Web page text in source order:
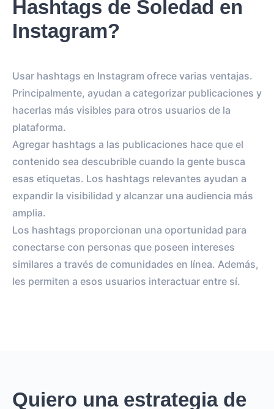
Hashtags de Soledad en
Instagram?
Usar hashtags en Instagram ofrece varias ventajas.
Principalmente, ayudan a categorizar publicaciones y
hacerlas más visibles para otros usuarios de la
plataforma.
Agregar hashtags a las publicaciones hace que el
contenido sea descubrible cuando la gente busca
esas etiquetas. Los hashtags relevantes ayudan a
expandir la visibilidad y alcanzar una audiencia más
amplia.
Los hashtags proporcionan una oportunidad para
conectarse con personas que poseen intereses
similares a través de comunidades en línea. Además,
les permiten a esos usuarios interactuar entre sí.
Quiero una estrategia de